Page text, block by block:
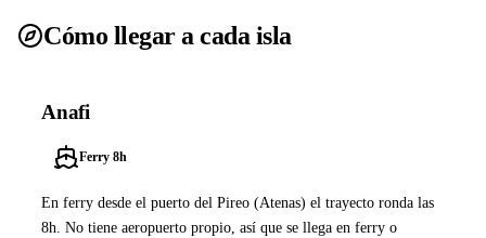
Cómo llegar a cada isla
Anafi
Ferry 8h
En ferry desde el puerto del Pireo (Atenas) el trayecto ronda las
8h. No tiene aeropuerto propio, así que se llega en ferry o